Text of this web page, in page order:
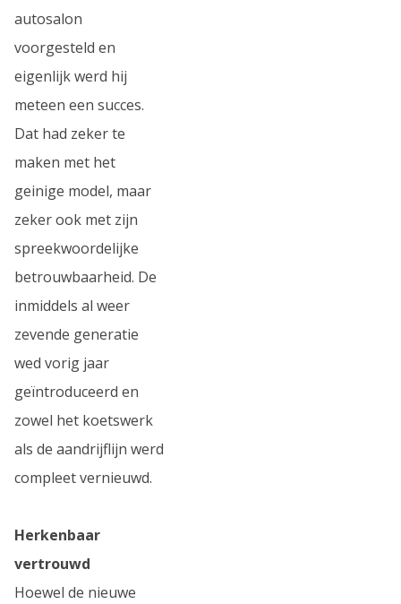
autosalon
voorgesteld en
eigenlijk werd hij
meteen een succes.
Dat had zeker te
maken met het
geinige model, maar
zeker ook met zijn
spreekwoordelijke
betrouwbaarheid. De
inmiddels al weer
zevende generatie
wed vorig jaar
geïntroduceerd en
zowel het koetswerk
als de aandrijflijn werd
compleet vernieuwd.
Herkenbaar
vertrouwd
Hoewel de nieuwe